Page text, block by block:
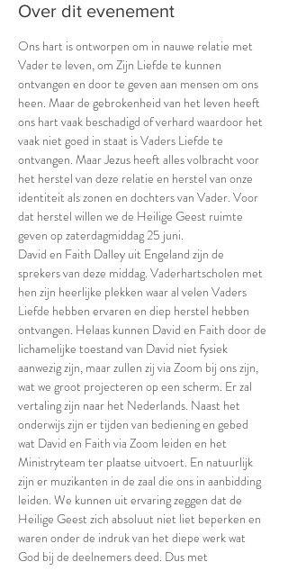
Over dit evenement
Ons hart is ontworpen om in nauwe relatie met
Vader te leven, om Zijn Liefde te kunnen
ontvangen en door te geven aan mensen om ons
heen. Maar de gebrokenheid van het leven heeft
ons hart vaak beschadigd of verhard waardoor het
vaak niet goed in staat is Vaders Liefde te
ontvangen. Maar Jezus heeft alles volbracht voor
het herstel van deze relatie en herstel van onze
identiteit als zonen en dochters van Vader. Voor
dat herstel willen we de Heilige Geest ruimte
geven op zaterdagmiddag 25 juni.
David en Faith Dalley uit Engeland zijn de
sprekers van deze middag. Vaderhartscholen met
hen zijn heerlijke plekken waar al velen Vaders
Liefde hebben ervaren en diep herstel hebben
ontvangen. Helaas kunnen David en Faith door de
lichamelijke toestand van David niet fysiek
aanwezig zijn, maar zullen zij via Zoom bij ons zijn,
wat we groot projecteren op een scherm. Er zal
vertaling zijn naar het Nederlands. Naast het
onderwijs zijn er tijden van bediening en gebed
wat David en Faith via Zoom leiden en het
Ministryteam ter plaatse uitvoert. En natuurlijk
zijn er muzikanten in de zaal die ons in aanbidding
leiden. We kunnen uit ervaring zeggen dat de
Heilige Geest zich absoluut niet liet beperken en
waren onder de indruk van het diepe werk wat
God bij de deelnemers deed. Dus met